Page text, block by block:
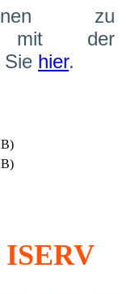
zu
mit der
Sie hier.